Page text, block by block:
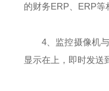
的财务ERP、ERP等
4、监控摄像机
显示在上，即时发送